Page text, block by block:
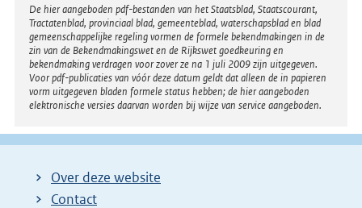
Disclaimer
De hier aangeboden pdf-bestanden van het Staatsblad, Staatscourant,
Tractatenblad, provinciaal blad, gemeenteblad, waterschapsblad en blad
gemeenschappelijke regeling vormen de formele bekendmakingen in de
zin van de Bekendmakingswet en de Rijkswet goedkeuring en
bekendmaking verdragen voor zover ze na 1 juli 2009 zijn uitgegeven.
Voor pdf-publicaties van vóór deze datum geldt dat alleen de in papieren
vorm uitgegeven bladen formele status hebben; de hier aangeboden
elektronische versies daarvan worden bij wijze van service aangeboden.
Over deze website
Contact